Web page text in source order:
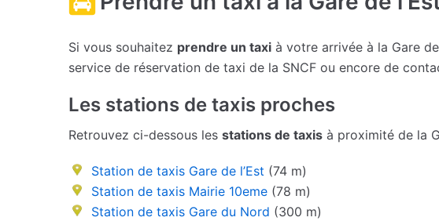
Si vous souhaitez prendre un taxi à votre arrivée à la Gare
service de réservation de taxi de la SNCF ou encore de
Les stations de taxis proches
Retrouvez ci-dessous les stations de taxis à proximité de la
Station de taxis Gare de l’Est (74 m)
Station de taxis Mairie 10eme (78 m)
Station de taxis Gare du Nord (300 m)